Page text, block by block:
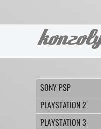
SONY PSP
PLAYSTATION 2
PLAYSTATION 3